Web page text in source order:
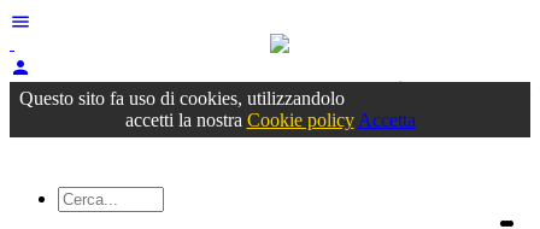
menu
person
Accedioppure registrati
Questo sito fa uso di cookies, utilizzandolo
accetti la nostra Cookie policy Accetta